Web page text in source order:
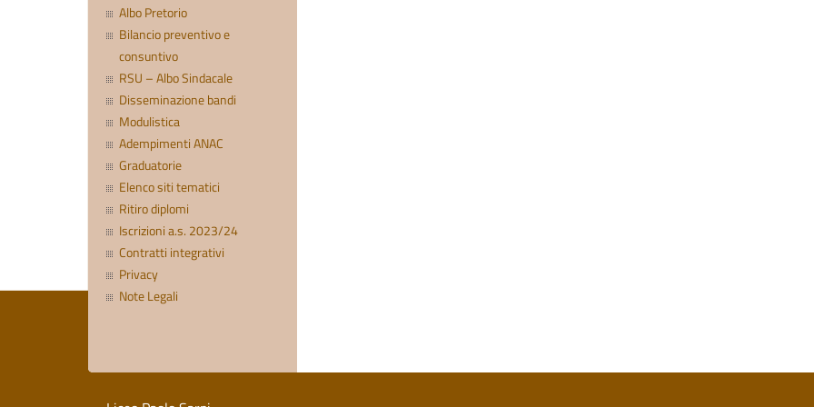
Albo Pretorio
Bilancio preventivo e
consuntivo
RSU – Albo Sindacale
Disseminazione bandi
Modulistica
Adempimenti ANAC
Graduatorie
Elenco siti tematici
Ritiro diplomi
Iscrizioni a.s. 2023/24
Contratti integrativi
Privacy
Note Legali